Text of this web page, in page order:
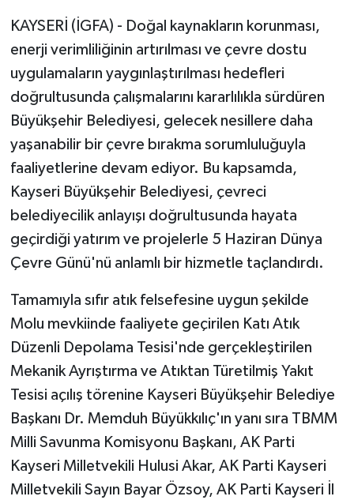
KAYSERİ (İGFA) - Doğal kaynakların korunması,
enerji verimliliğinin artırılması ve çevre dostu
uygulamaların yaygınlaştırılması hedefleri
doğrultusunda çalışmalarını kararlılıkla sürdüren
Büyükşehir Belediyesi, gelecek nesillere daha
yaşanabilir bir çevre bırakma sorumluluğuyla
faaliyetlerine devam ediyor. Bu kapsamda,
Kayseri Büyükşehir Belediyesi, çevreci
belediyecilik anlayışı doğrultusunda hayata
geçirdiği yatırım ve projelerle 5 Haziran Dünya
Çevre Günü'nü anlamlı bir hizmetle taçlandırdı.
Tamamıyla sıfır atık felsefesine uygun şekilde
Molu mevkiinde faaliyete geçirilen Katı Atık
Düzenli Depolama Tesisi'nde gerçekleştirilen
Mekanik Ayrıştırma ve Atıktan Türetilmiş Yakıt
Tesisi açılış törenine Kayseri Büyükşehir Belediye
Başkanı Dr. Memduh Büyükkılıç'ın yanı sıra TBMM
Milli Savunma Komisyonu Başkanı, AK Parti
Kayseri Milletvekili Hulusi Akar, AK Parti Kayseri
Milletvekili Sayın Bayar Özsoy, AK Parti Kayseri İl